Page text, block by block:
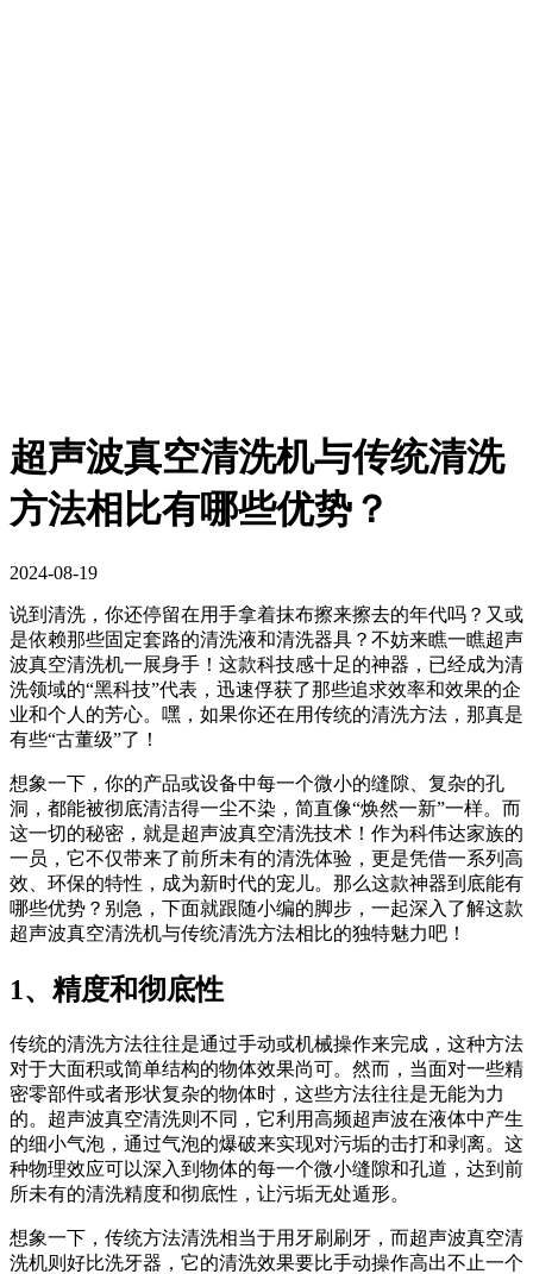
超声波真空清洗机与传统清洗
方法相比有哪些优势？
2024-08-19
说到清洗，你还停留在用手拿着抹布擦来擦去的年代吗？又或
是依赖那些固定套路的清洗液和清洗器具？不妨来瞧一瞧超声
波真空清洗机一展身手！这款科技感十足的神器，已经成为清
洗领域的“黑科技”代表，迅速俘获了那些追求效率和效果的企
业和个人的芳心。嘿，如果你还在用传统的清洗方法，那真是
有些“古董级”了！
想象一下，你的产品或设备中每一个微小的缝隙、复杂的孔
洞，都能被彻底清洁得一尘不染，简直像“焕然一新”一样。而
这一切的秘密，就是超声波真空清洗技术！作为科伟达家族的
一员，它不仅带来了前所未有的清洗体验，更是凭借一系列高
效、环保的特性，成为新时代的宠儿。那么这款神器到底能有
哪些优势？别急，下面就跟随小编的脚步，一起深入了解这款
超声波真空清洗机与传统清洗方法相比的独特魅力吧！
1、精度和彻底性
传统的清洗方法往往是通过手动或机械操作来完成，这种方法
对于大面积或简单结构的物体效果尚可。然而，当面对一些精
密零部件或者形状复杂的物体时，这些方法往往是无能为力
的。超声波真空清洗则不同，它利用高频超声波在液体中产生
的细小气泡，通过气泡的爆破来实现对污垢的击打和剥离。这
种物理效应可以深入到物体的每一个微小缝隙和孔道，达到前
所未有的清洗精度和彻底性，让污垢无处遁形。
想象一下，传统方法清洗相当于用牙刷刷牙，而超声波真空清
洗机则好比洗牙器，它的清洗效果要比手动操作高出不止一个